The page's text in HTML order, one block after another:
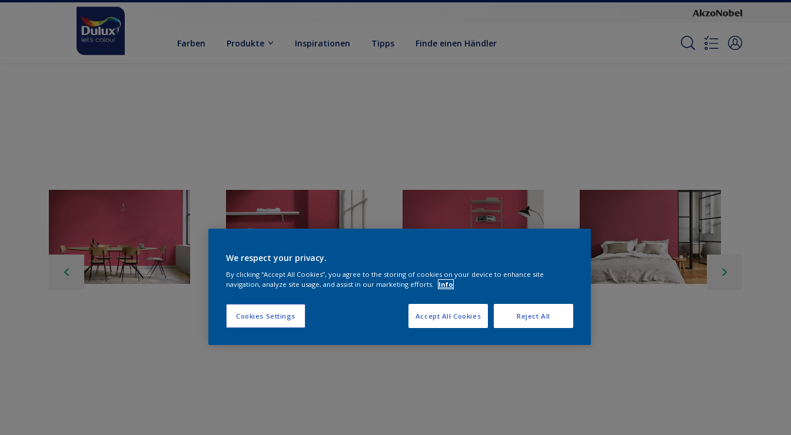
Farben Produkte Inspirationen Tipps Finde einen Händler
We respect your privacy.
By clicking “Accept All Cookies”, you agree to the storing of cookies on your device to enhance site
navigation, analyze site usage, and assist in our marketing efforts.
Info
Cookies Settings Reject All
Accept All Cookies